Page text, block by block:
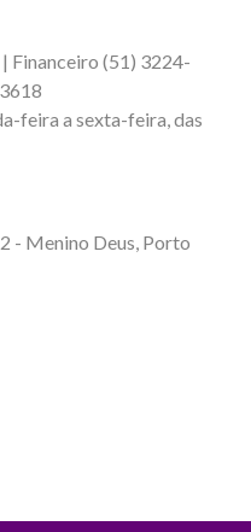
Financeiro (51) 3224-
feira a sexta-feira, das
- Menino Deus, Porto